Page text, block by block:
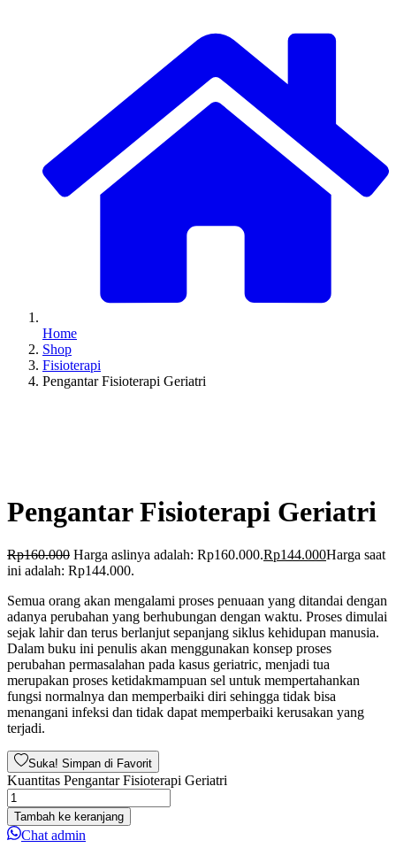
Home
Shop
Fisioterapi
Pengantar Fisioterapi Geriatri
Pengantar Fisioterapi Geriatri
Rp160.000 Harga aslinya adalah: Rp160.000.Rp144.000Harga saat
ini adalah: Rp144.000.
Semua orang akan mengalami proses penuaan yang ditandai dengan
adanya perubahan yang berhubungan dengan waktu. Proses dimulai
sejak lahir dan terus berlanjut sepanjang siklus kehidupan manusia.
Dalam buku ini penulis akan menggunakan konsep proses
perubahan permasalahan pada kasus geriatric, menjadi tua
merupakan proses ketidakmampuan sel untuk mempertahankan
fungsi normalnya dan memperbaiki diri sehingga tidak bisa
menangani infeksi dan tidak dapat memperbaiki kerusakan yang
terjadi.
Suka! Simpan di Favorit
Kuantitas Pengantar Fisioterapi Geriatri
Tambah ke keranjang
Chat admin